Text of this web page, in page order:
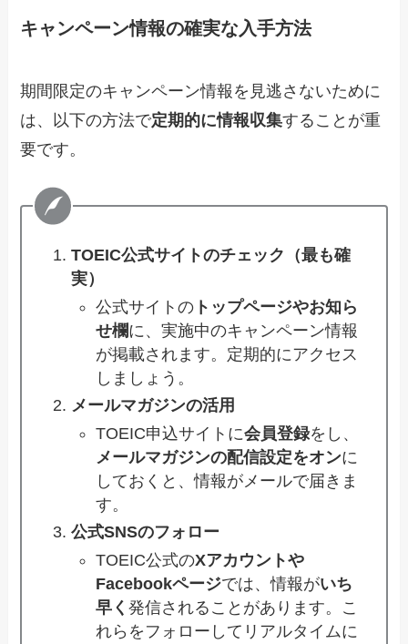
キャンペーン情報の確実な入手方法
期間限定のキャンペーン情報を見逃さないために
は、以下の方法で定期的に情報収集することが重
要です。
TOEIC公式サイトのチェック（最も確
実）
公式サイトの トップページやお知ら
せ欄に、実施中のキャンペーン情報
が掲載されます。定期的にアクセス
しましょう。
メールマガジンの活用
TOEIC申込サイトに会員登録をし、
メールマガジンの配信設定をオンに
しておくと、情報がメールで届きま
す。
公式SNSのフォロー
TOEIC公式のXアカウントや
Facebookページでは、情報がいち
早く発信されることがあります。こ
れらをフォローしてリアルタイムに